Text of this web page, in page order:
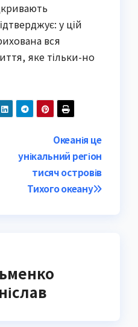
у цій
вся
яке тільки-но
Океанія це
унікальний регіон
тисяч островів
Тихого океану